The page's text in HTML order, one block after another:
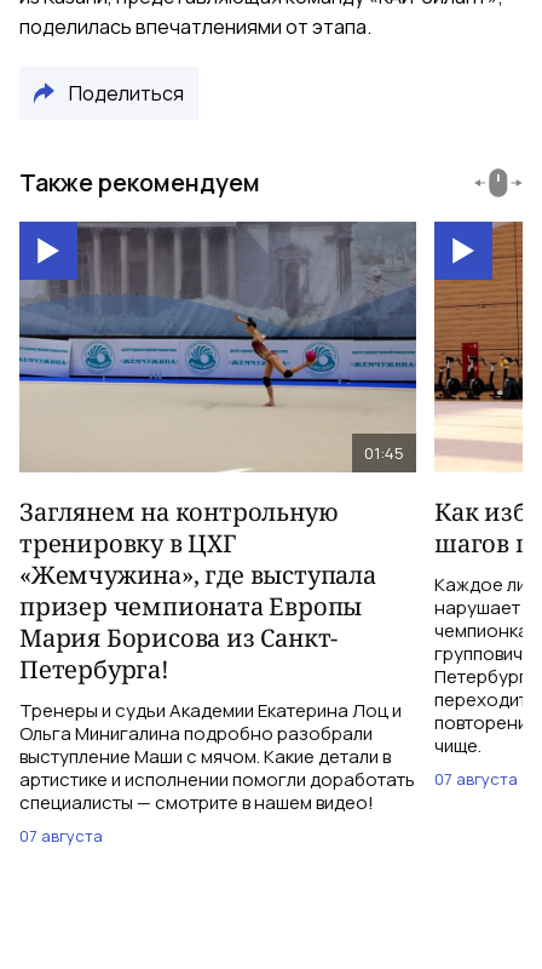
поделилась впечатлениями от этапа.
Поделиться
Также рекомендуем
01:45
Заглянем на контрольную
тренировку в ЦХГ
«Жемчужина», где выступала
призер чемпионата Европы
Мария Борисова из Санкт-
Петербурга!
Тренеры и судьи Академии Екатерина Лоц и
Ольга Минигалина подробно разобрали
выступление Маши с мячом. Какие детали в
артистике и исполнении помогли доработать
специалисты — смотрите в нашем видео!
07 августа
Как
шагов
Каждое
нарушает
чемпионка
повторений
чище.
07 августа